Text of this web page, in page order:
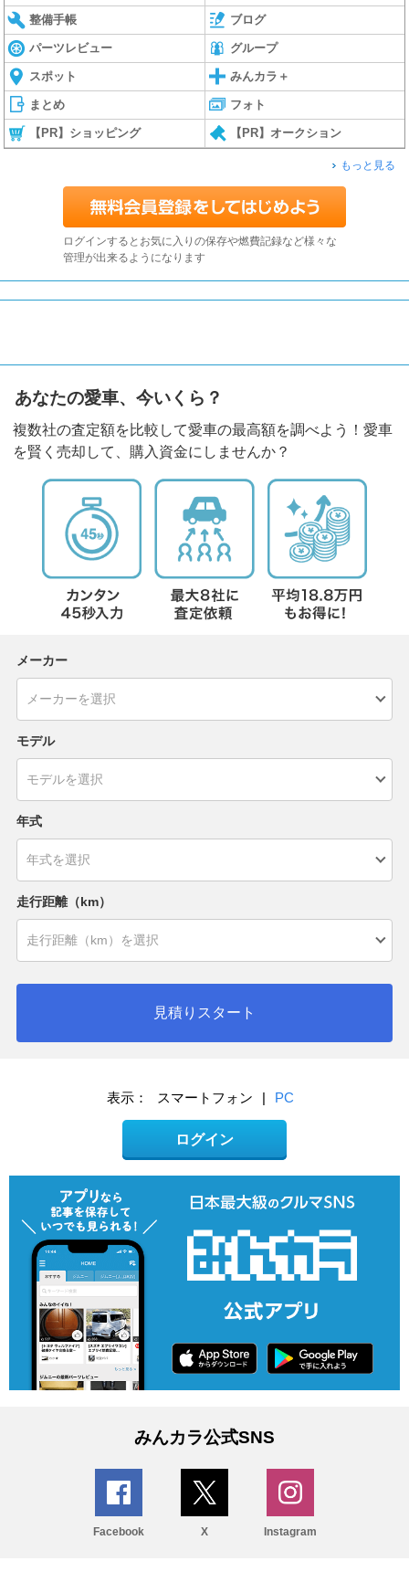
整備手帳 ブログ
パーツレビュー グループ
スポット みんカラ＋
まとめ フォト
【PR】ショッピング 【PR】オークション
もっと見る
ログインするとお気に入りの保存や燃費記録など様々な
管理が出来るようになります
あなたの愛車、今いくら？
複数社の査定額を比較して愛車の最高額を調べよう！愛車
を賢く売却して、購入資金にしませんか？
メーカー
モデル
年式
走行距離（km）
見積りスタート
表示： スマートフォン | PC
ログイン
みんカラ公式SNS
Facebook X Instagram